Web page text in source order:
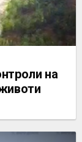
на